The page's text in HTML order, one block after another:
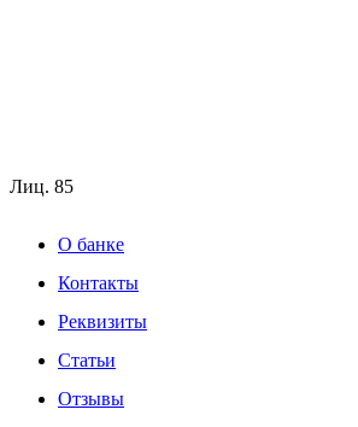
Лиц. 85
О банке
Контакты
Реквизиты
Статьи
Отзывы